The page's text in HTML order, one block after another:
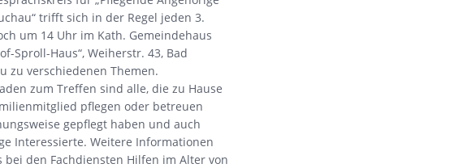
trifft sich in der Regel jeden 3.
um 14 Uhr im Kath. Gemeindehaus
Sproll-Haus“, Weiherstr. 43, Bad
zu verschiedenen Themen.
zum Treffen sind alle, die zu Hause
pflegen oder betreuen
gepflegt haben und auch
Interessierte. Weitere Informationen
bei den Fachdiensten Hilfen im Alter von